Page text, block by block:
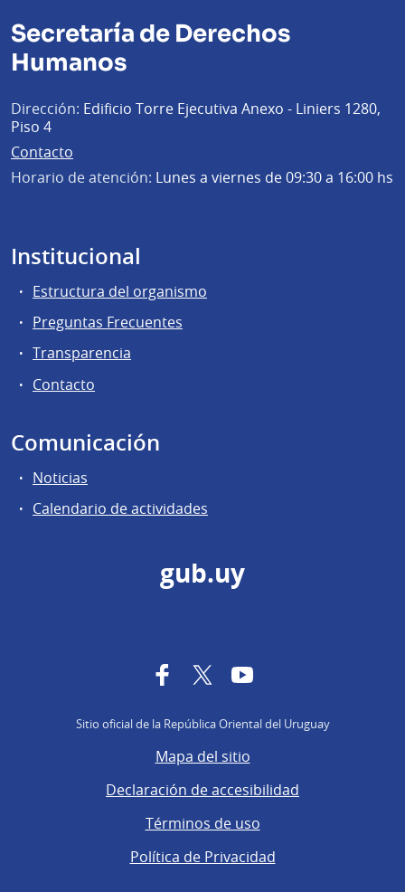
Secretaría de Derechos
Humanos
Dirección: Edificio Torre Ejecutiva Anexo - Liniers 1280,
Piso 4
Contacto
Horario de atención: Lunes a viernes de 09:30 a 16:00 hs
Institucional
Estructura del organismo
Preguntas Frecuentes
Transparencia
Contacto
Comunicación
Noticias
Calendario de actividades
gub.uy
FacebookTwitterYouTube
Sitio oficial de la República Oriental del Uruguay
Mapa del sitio
Declaración de accesibilidad
Términos de uso
Política de Privacidad